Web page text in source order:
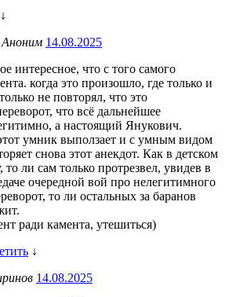
↓
Аноним 14.08.2025
интересное, что с того самого
когда это произошло, где только и
не повторял, что это
что всё дальнейшее
а настоящий Янукович.
умник выползает и с умным видом
снова этот анекдот. Как в детском
то ли сам только протрезвел, увидев в
очередной вой про нелегитимного
то ли остальных за баранов
ради камента, утешиться)
↓
14.08.2025